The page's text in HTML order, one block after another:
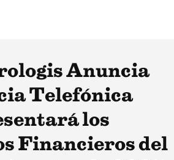
Anuncia
Telefónica
los
Financieros del